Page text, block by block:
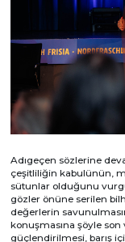
Adıgeçen sözlerine
çeşitliliğin kabulünün,
sütunlar olduğunu
gözler önüne serilen
değerlerin
konuşmasına şöyle son
güçlendirilmesi, barış